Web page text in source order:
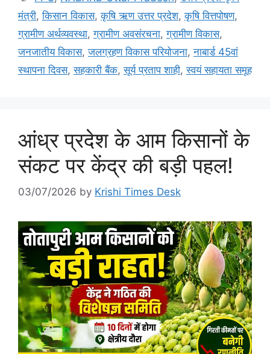
मंत्री,किसान विकास,कृषि ऋण उत्तर प्रदेश,कृषि वित्तपोषण,
ग्रामीण अर्थव्यवस्था,ग्रामीण अवसंरचना,ग्रामीण विकास,
जनजातीय विकास,जलग्रहण विकास परियोजना,नाबार्ड 45वां
स्थापना दिवस,सहकारी बैंक,सूर्य प्रताप शाही,स्वयं सहायता समूह
आंध्र प्रदेश के आम किसानों के
संकट पर केंद्र की बड़ी पहल!
03/07/2026 by Krishi Times Desk